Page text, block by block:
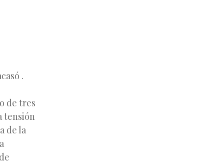
.
de tres
tensión
de la